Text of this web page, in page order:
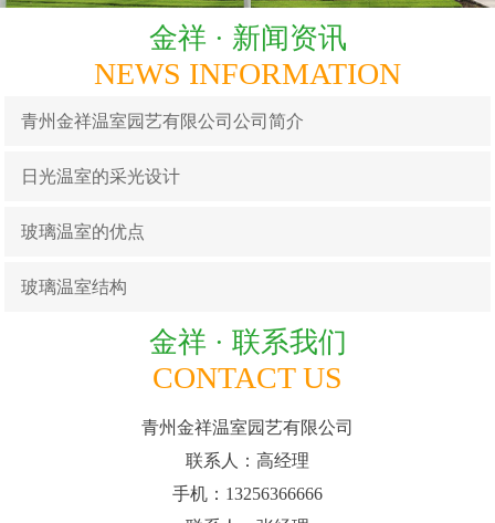
金祥 · 新闻资讯
NEWS INFORMATION
青州金祥温室园艺有限公司公司简介
日光温室的采光设计
玻璃温室的优点
玻璃温室结构
金祥 · 联系我们
CONTACT US
青州金祥温室园艺有限公司
联系人：高经理
手机：13256366666